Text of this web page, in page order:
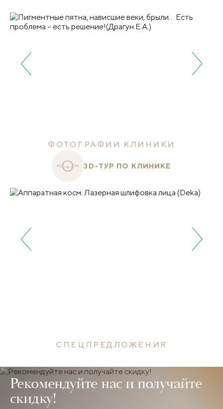
ФОТОГРАФИИ КЛИНИКИ
3D-ТУР ПО КЛИНИКЕ
СПЕЦПРЕДЛОЖЕНИЯ
Рекомендуйте нас и получайте
скидку!